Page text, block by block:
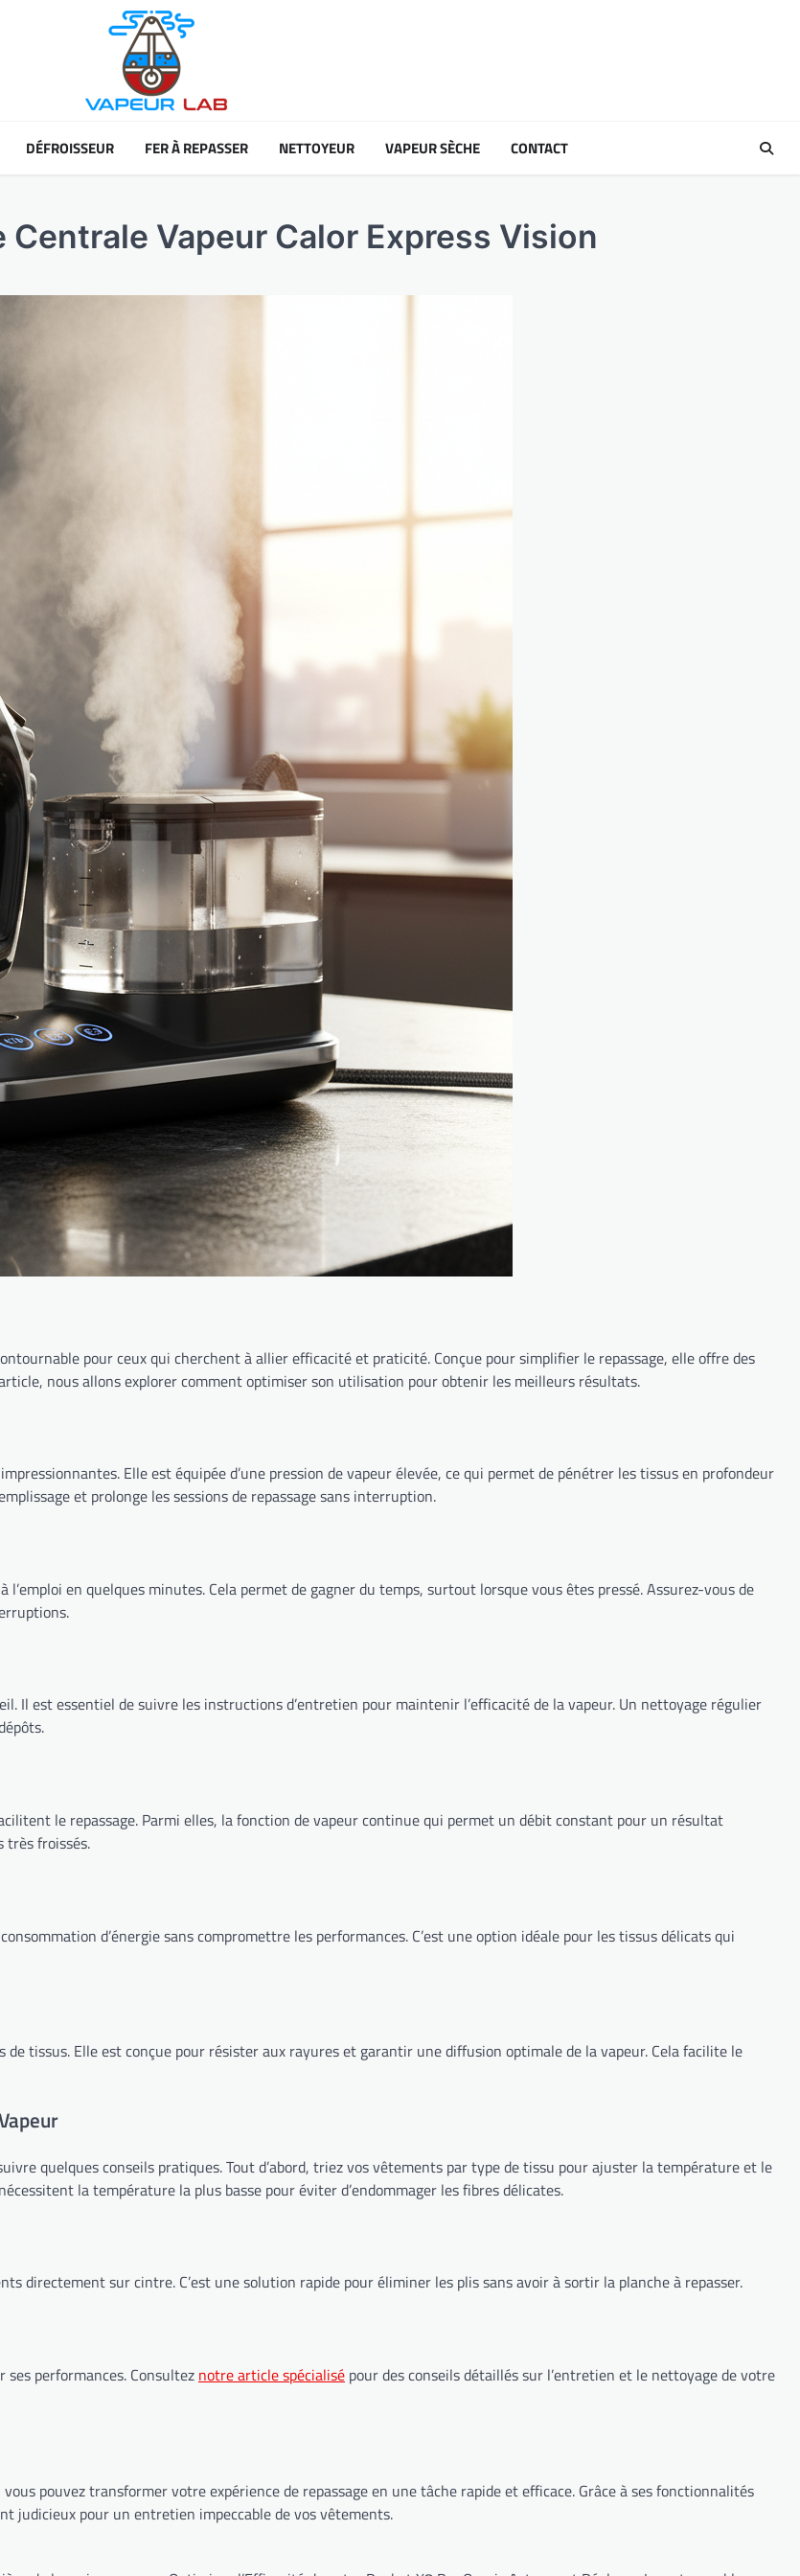
DÉFROISSEUR FER À REPASSER NETTOYEUR VAPEUR SÈCHE CONTACT
Vapeur Calor Express Vision
pour ceux qui cherchent à allier efficacité et praticité. Conçue pour simplifier le repassage, elle offre des
nous allons explorer comment optimiser son utilisation pour obtenir les meilleurs résultats.
Elle est équipée d’une pression de vapeur élevée, ce qui permet de pénétrer les tissus en profondeur
et prolonge les sessions de repassage sans interruption.
en quelques minutes. Cela permet de gagner du temps, surtout lorsque vous êtes pressé. Assurez-vous de
Il est essentiel de suivre les instructions d’entretien pour maintenir l’efficacité de la vapeur. Un nettoyage régulier
le repassage. Parmi elles, la fonction de vapeur continue qui permet un débit constant pour un résultat
très froissés.
d’énergie sans compromettre les performances. C’est une option idéale pour les tissus délicats qui
tissus. Elle est conçue pour résister aux rayures et garantir une diffusion optimale de la vapeur. Cela facilite le
quelques conseils pratiques. Tout d’abord, triez vos vêtements par type de tissu pour ajuster la température et le
la température la plus basse pour éviter d’endommager les fibres délicates.
directement sur cintre. C’est une solution rapide pour éliminer les plis sans avoir à sortir la planche à repasser.
performances. Consultez notre article spécialisé pour des conseils détaillés sur l’entretien et le nettoyage de votre
pouvez transformer votre expérience de repassage en une tâche rapide et efficace. Grâce à ses fonctionnalités
judicieux pour un entretien impeccable de vos vêtements.